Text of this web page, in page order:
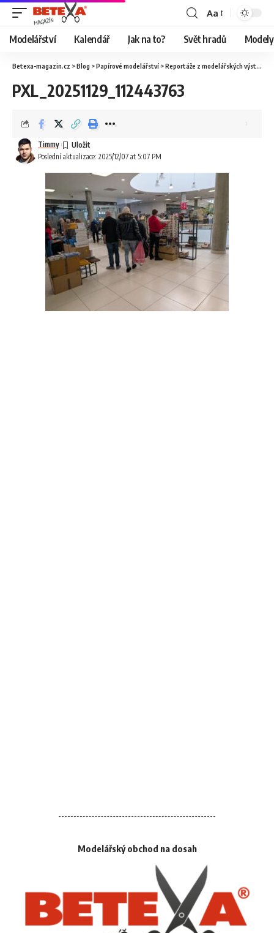
Aa
Modelářství Kalendář Jak na to? Svět hradů
Betexa-magazin.cz >Blog >Papírové modelářství >Reportáže z modelářských výstav
PXL_20251129_112443763
Poslední aktualizace: 2025/12/07 at 5:07 PM
Timmy
Modelářský obchod na dosah